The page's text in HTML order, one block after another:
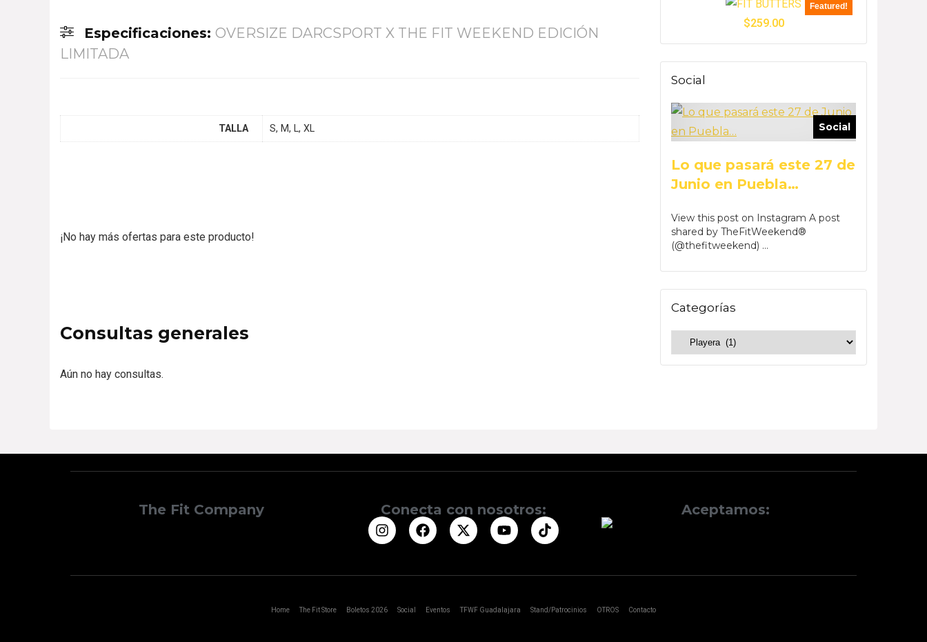
Especificaciones: OVERSIZE DARCSPORT X THE FIT WEEKEND EDICIÓN
LIMITADA
TALLA S, M, L, XL
¡No hay más ofertas para este producto!
Consultas generales
Aún no hay consultas.
Featured!
$259.00
Social
Social
Lo que pasará este 27 de
Junio en Puebla…
View this post on Instagram A post
shared by TheFitWeekend®
(@thefitweekend) ...
Categorías
The Fit Company Conecta con nosotros: Aceptamos:
Home The Fit Store Boletos 2026 Social Eventos TFWF Guadalajara Stand/Patrocinios OTROS Contacto